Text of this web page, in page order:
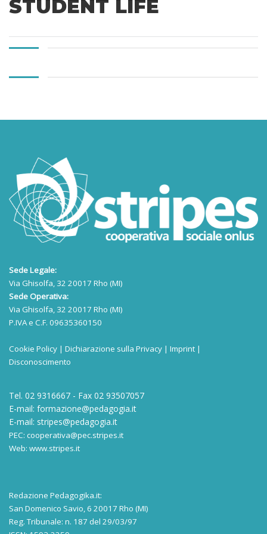
STUDENT LIFE
Sede Legale:
Via Ghisolfa, 32 20017 Rho (MI)
Sede Operativa:
Via Ghisolfa, 32 20017 Rho (MI)
P.IVA e C.F. 09635360150
Cookie Policy | Dichiarazione sulla Privacy | Imprint |
Disconoscimento
Tel. 02 9316667 - Fax 02 93507057
E-mail: formazione@pedagogia.it
E-mail: stripes@pedagogia.it
PEC: cooperativa@pec.stripes.it
Web: www.stripes.it
Redazione Pedagogika.it:
San Domenico Savio, 6 20017 Rho (MI)
Reg. Tribunale: n. 187 del 29/03/97